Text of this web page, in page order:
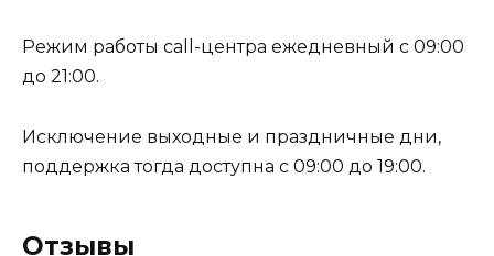
Режим работы call-центра ежедневный с 09:00
до 21:00.
Исключение выходные и праздничные дни,
поддержка тогда доступна с 09:00 до 19:00.
Отзывы